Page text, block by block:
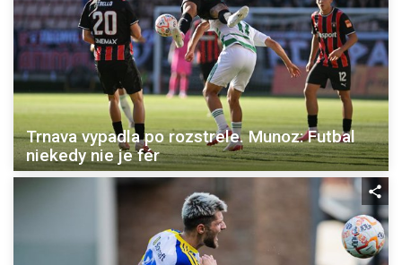
Trnava vypadla po rozstrele. Munoz: Futbal
niekedy nie je fér